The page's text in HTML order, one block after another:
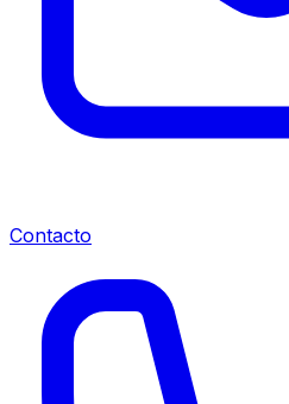
Contacto